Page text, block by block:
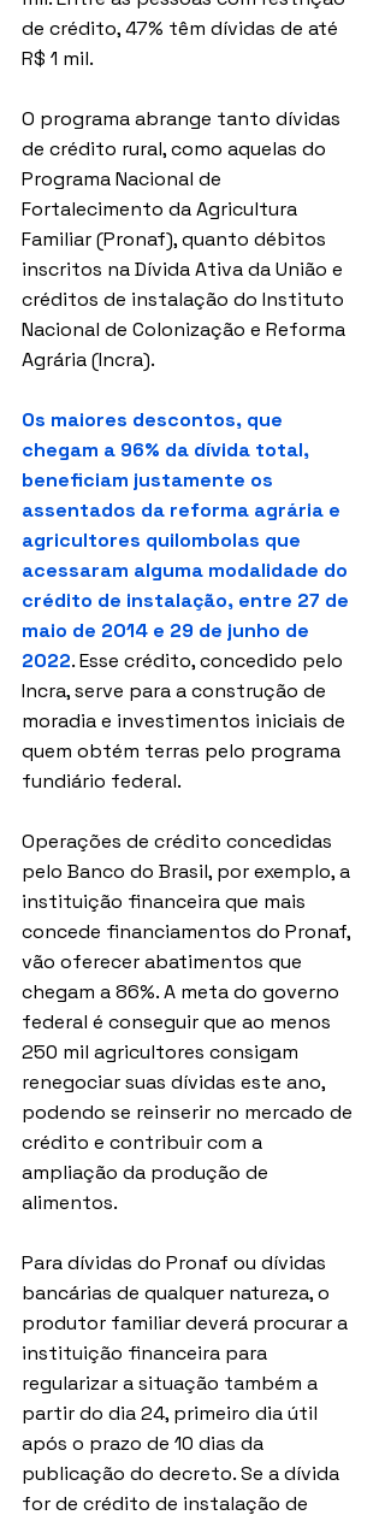
de crédito, 47% têm dívidas de até
R$ 1 mil.
O programa abrange tanto dívidas
de crédito rural, como aquelas do
Programa Nacional de
Fortalecimento da Agricultura
Familiar (Pronaf), quanto débitos
inscritos na Dívida Ativa da União e
créditos de instalação do Instituto
Nacional de Colonização e Reforma
Agrária (Incra).
Os maiores descontos, que
chegam a 96% da dívida total,
beneficiam justamente os
assentados da reforma agrária e
agricultores quilombolas que
acessaram alguma modalidade do
crédito de instalação, entre 27 de
maio de 2014 e 29 de junho de
2022. Esse crédito, concedido pelo
Incra, serve para a construção de
moradia e investimentos iniciais de
quem obtém terras pelo programa
fundiário federal.
Operações de crédito concedidas
pelo Banco do Brasil, por exemplo, a
instituição financeira que mais
concede financiamentos do Pronaf,
vão oferecer abatimentos que
chegam a 86%. A meta do governo
federal é conseguir que ao menos
250 mil agricultores consigam
renegociar suas dívidas este ano,
podendo se reinserir no mercado de
crédito e contribuir com a
ampliação da produção de
alimentos.
Para dívidas do Pronaf ou dívidas
bancárias de qualquer natureza, o
produtor familiar deverá procurar a
instituição financeira para
regularizar a situação também a
partir do dia 24, primeiro dia útil
após o prazo de 10 dias da
publicação do decreto. Se a dívida
for de crédito de instalação de